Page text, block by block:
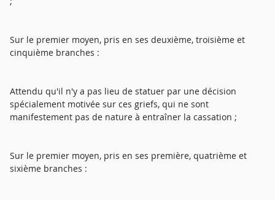
Sur le premier moyen, pris en ses deuxième, troisième et
cinquième branches :
Attendu qu'il n'y a pas lieu de statuer par une décision
spécialement motivée sur ces griefs, qui ne sont
manifestement pas de nature à entraîner la cassation ;
Sur le premier moyen, pris en ses première, quatrième et
sixième branches :